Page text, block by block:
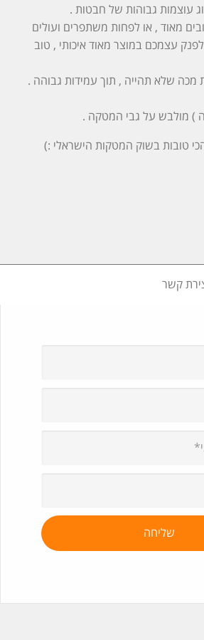
עוצמות גבוהות של חבטות .
מאוד , או לפחות משתפרים ועולים
עצמכם במוצר מאוד איכותי , טוב
מכה שלא תהייה , תוך עמידות גבוהה .
) מולבש על גבי המטקה .
טובות בשוק המטקות הישראלי :)
קשר